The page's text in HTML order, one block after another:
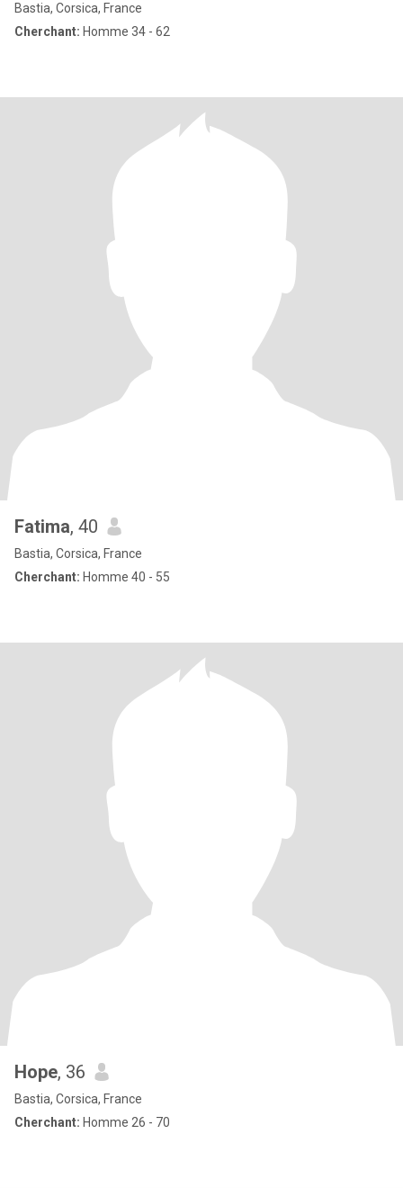
Bastia, Corsica, France
Cherchant: Homme 34 - 62
Fatima, 40
Bastia, Corsica, France
Cherchant: Homme 40 - 55
Hope, 36
Bastia, Corsica, France
Cherchant: Homme 26 - 70